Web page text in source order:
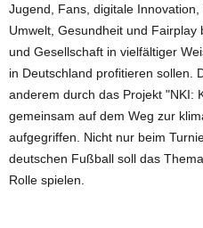
Jugend, Fans, digitale Innovation,
Umwelt, Gesundheit und
und Gesellschaft in vielfältiger
in Deutschland profitieren sollen.
anderem durch das Projekt "NKI:
gemeinsam auf dem Weg zur
aufgegriffen. Nicht nur beim
deutschen Fußball soll das
Rolle spielen.